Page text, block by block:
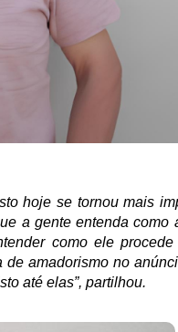
hoje se tornou mais
a gente entenda como
como ele
amadorismo no
até elas”, partilhou.